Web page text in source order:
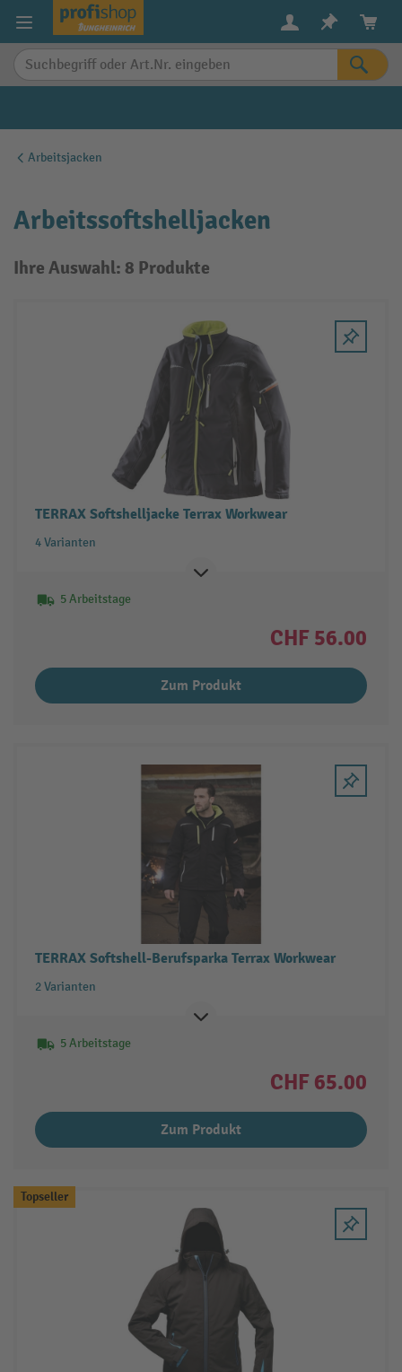
springen
Arbeitsjacken
Arbeitssoftshelljacken
Ihre Auswahl: 8 Produkte
TERRAX Softshelljacke Terrax Workwear
4 Varianten
5 Arbeitstage
CHF 56.00
Zum Produkt
TERRAX Softshell-Berufsparka Terrax Workwear
2 Varianten
5 Arbeitstage
CHF 65.00
Zum Produkt
Topseller